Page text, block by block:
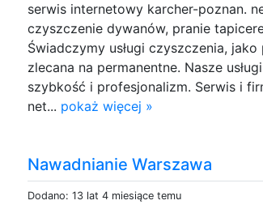
serwis internetowy karcher-poznan.
czyszczenie dywanów, pranie
Świadczymy usługi czyszczenia,
zlecana na permanentne. Nasze
szybkość i profesjonalizm. Serwis i
net... pokaż więcej »
Nawadnianie Warszawa
Dodano: 13 lat 4 miesiące temu